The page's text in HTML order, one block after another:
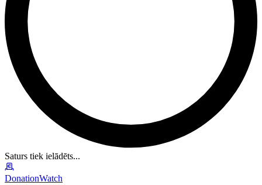
Saturs tiek ielādēts...
DonationWatch